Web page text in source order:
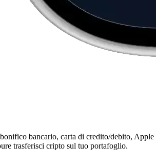
bancario, carta di credito/debito, Apple
trasferisci cripto sul tuo portafoglio.